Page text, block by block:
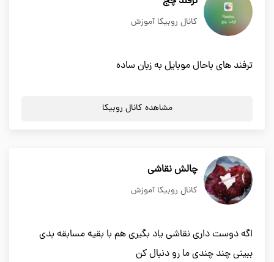
کانال روبیکا آموزش
ترفند های باحال موبایل به زبان ساده
مشاهده کانال روبیکا
چالش نقاشی
کانال روبیکا آموزش
اگه دوست داری نقاشی یاد بگیری هم با بقیه مسابقه بدی
ببینی چند چندی ما رو دنبال کن